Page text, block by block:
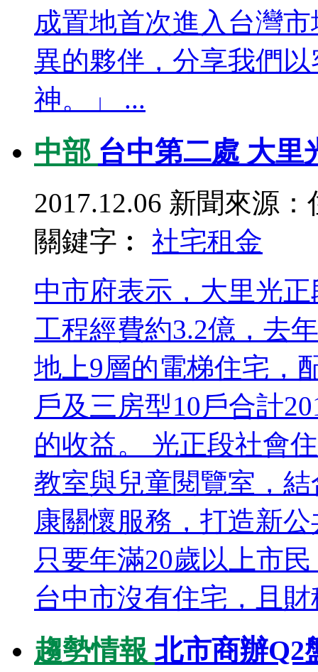
成置地首次進入台灣
異的夥伴，分享我們
神。」 ...
中部 台中第二處 大里
2017.12.06 新聞來源：
關鍵字︰ 社宅租金
中市府表示，大里光
工程經費約3.2億，去
地上9層的電梯住宅，
戶及三房型10戶合計
的收益。 光正段社會
教室與兒童閱覽室，
康關懷服務，打造新
只要年滿20歲以上市
台中市沒有住宅，且財
趨勢情報 北市商辦Q2